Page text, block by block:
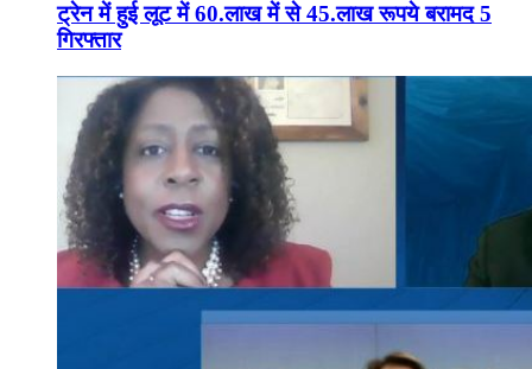
ट्रेन में हुई लूट में 60.लाख में से 45.लाख रूपये बरामद 5
गिरफ्तार